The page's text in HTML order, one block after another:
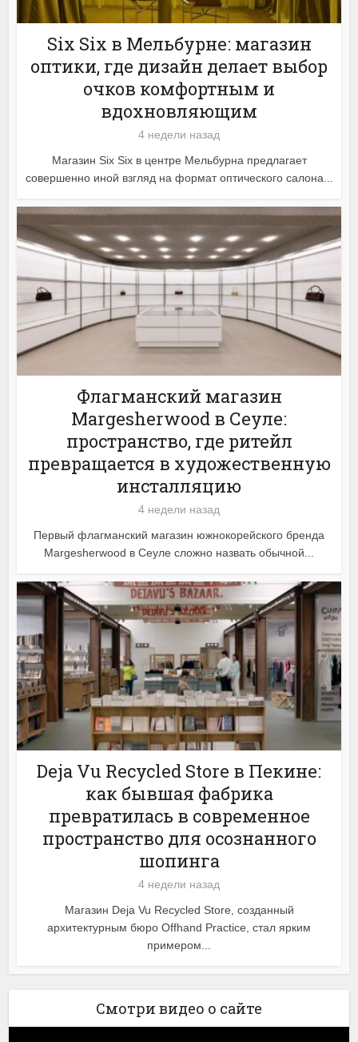
Six Six в Мельбурне: магазин
оптики, где дизайн делает выбор
очков комфортным и
вдохновляющим
4 недели назад
Магазин Six Six в центре Мельбурна предлагает
совершенно иной взгляд на формат оптического салона...
Флагманский магазин
Margesherwood в Сеуле:
пространство, где ритейл
превращается в художественную
инсталляцию
4 недели назад
Первый флагманский магазин южнокорейского бренда
Margesherwood в Сеуле сложно назвать обычной...
Deja Vu Recycled Store в Пекине:
как бывшая фабрика
превратилась в современное
пространство для осознанного
шопинга
4 недели назад
Магазин Deja Vu Recycled Store, созданный
архитектурным бюро Offhand Practice, стал ярким
примером...
Смотри видео о сайте